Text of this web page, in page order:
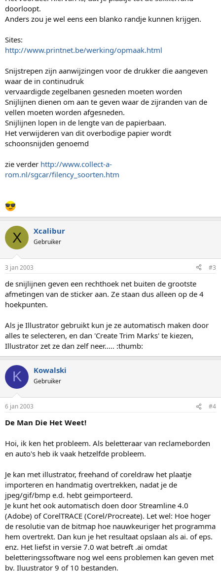
doorloopt.
Anders zou je wel eens een blanko randje kunnen krijgen.
Sites:
http://www.printnet.be/werking/opmaak.html
Snijstrepen zijn aanwijzingen voor de drukker die aangeven
waar de in continudruk
vervaardigde zegelbanen gesneden moeten worden
Snijlijnen dienen om aan te geven waar de zijranden van de
vellen moeten worden afgesneden.
Snijlijnen lopen in de lengte van de papierbaan.
Het verwijderen van dit overbodige papier wordt
schoonsnijden genoemd
zie verder http://www.collect-a-
rom.nl/sgcar/filency_soorten.htm
X Xcalibur
Gebruiker
3 jan 2003 #3
de snijlijnen geven een rechthoek net buiten de grootste
afmetingen van de sticker aan. Ze staan dus alleen op de 4
hoekpunten.
Als je Illustrator gebruikt kun je ze automatisch maken door
alles te selecteren, en dan 'Create Trim Marks' te kiezen,
Illustrator zet ze dan zelf neer..... :thumb:
K Kowalski
Gebruiker
6 jan 2003 #4
De Man Die Het Weet!
Hoi, ik ken het probleem. Als beletteraar van reclameborden
en auto's heb ik vaak hetzelfde probleem.
Je kan met illustrator, freehand of coreldraw het plaatje
importeren en handmatig overtrekken, nadat je de
jpeg/gif/bmp e.d. hebt geimporteerd.
Je kunt het ook automatisch doen door Streamline 4.0
(Adobe) of CorelTRACE (Corel/Procreate). Let wel: Hoe hoger
de resolutie van de bitmap hoe nauwkeuriger het programma
hem overtrekt. Dan kun je het resultaat opslaan als ai. of eps.
enz. Het liefst in versie 7.0 wat betreft .ai omdat
beletteringssoftware nog wel eens problemen kan geven met
bv. Iluustrator 9 of 10 bestanden.